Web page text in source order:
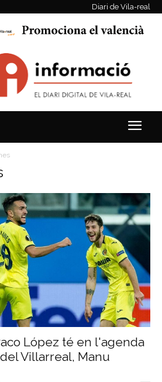
Diari de Vila-real
López té en l'agenda
Villarreal, Manu